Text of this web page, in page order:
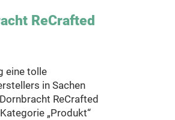
ReCrafted
eine tolle
in Sachen
ReCrafted
„Produkt“